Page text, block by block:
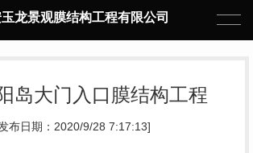
龙景观膜结构工程有限公司
岛大门入口膜结构工程
布日期：2020/9/28 7:17:13]